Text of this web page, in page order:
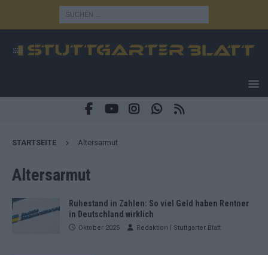
STARTSEITE Altersarmut
Altersarmut
Ruhestand in Zahlen: So viel Geld haben Rentner
in Deutschland wirklich
Oktober 2025 Redaktion | Stuttgarter Blatt